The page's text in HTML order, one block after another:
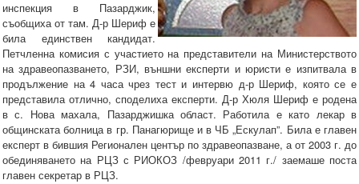
инспекция в Пазарджик,
съобщиха от там. Д-р Шериф е
била единствен кандидат.
Петчленна комисия с участието на представители на Министерството
на здравеопазването, РЗИ, външни експерти и юристи е изпитвала в
продължение на 4 часа чрез тест и интервю д-р Шериф, която се е
представила отлично, споделиха експерти. Д-р Хюля Шериф е родена
в с. Нова махала, Пазарджишка област. Работила е като лекар в
общинската болница в гр. Панагюрище и в ЧБ „Ескулап”. Била е главен
експерт в бившия Регионален център по здравеопазване, а от 2003 г. до
обединяването на РЦЗ с РИОКОЗ /февруари 2011 г./ заемаше поста
главен секретар в РЦЗ.